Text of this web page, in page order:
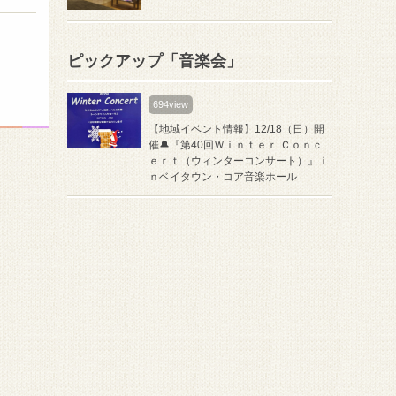
ピックアップ「音楽会」
694view
【地域イベント情報】12/18（日）開
催🔔『第40回Ｗｉｎｔｅｒ Ｃｏｎｃ
ｅｒｔ（ウィンターコンサート）』ｉ
ｎベイタウン・コア音楽ホール